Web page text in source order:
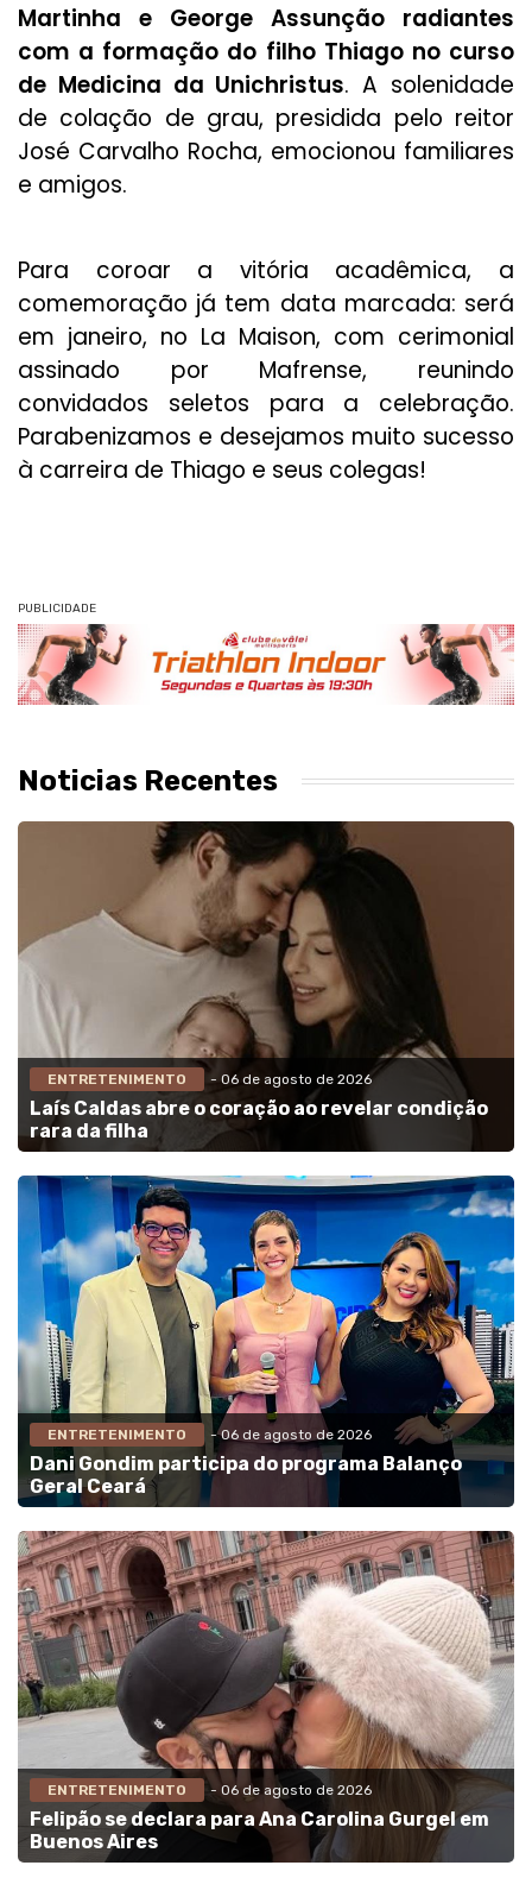
Martinha e George Assunção radiantes
com a formação do filho Thiago no curso
de Medicina da Unichristus. A solenidade
de colação de grau, presidida pelo reitor
José Carvalho Rocha, emocionou familiares
e amigos.
Para coroar a vitória acadêmica, a
comemoração já tem data marcada: será
em janeiro, no La Maison, com cerimonial
assinado por Mafrense, reunindo
convidados seletos para a celebração.
Parabenizamos e desejamos muito sucesso
à carreira de Thiago e seus colegas!
PUBLICIDADE
Noticias Recentes
ENTRETENIMENTO - 06 de agosto de 2026
Laís Caldas abre o coração ao revelar condição
rara da filha
ENTRETENIMENTO - 06 de agosto de 2026
Dani Gondim participa do programa Balanço
Geral Ceará
ENTRETENIMENTO - 06 de agosto de 2026
Felipão se declara para Ana Carolina Gurgel em
Buenos Aires